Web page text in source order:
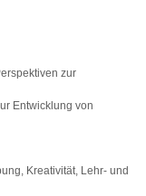
zur
Entwicklung von
Kreativität, Lehr- und